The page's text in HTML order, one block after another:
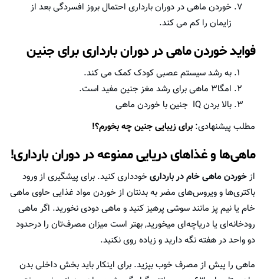
خوردن ماهی در دوران بارداری احتمال بروز افسردگی بعد از
زایمان را کم می کند.
فواید خوردن ماهی در دوران بارداری برای جنین
به رشد سیستم عصبی کودک کمک می کند.
امگا۳ ماهی برای رشد مغز جنین مفید است.
بالا بردن IQ جنین با خوردن ماهی
مطلب پیشنهادی: برای زیبایی جنین چه بخورم؟!
ماهی‌ها و غذاهای دریایی ممنوعه در دوران بارداری!
ازخوردن ماهی خام در بارداریخودداری کنید. برای پیشگیری از ورود
باکتری‌ها و ویروس‌های مضر به بدنتان از خوردن مواد غذایی حاوی ماهی
خام یا نیم پز مانند سوشی پرهیز کنید و ماهی دودی نخورید. اگر ماهی
رودخانه‌ای یا دریاچه‌ای میخورید, بهتر است میزان مصرف‌تان را درحدود
دو واحد در هفته نگه دارید و زیاده‌ روی نکنید.
ماهی را پیش از مصرف خوب بپزید. برای اینکار باید بخش داخلی بدن